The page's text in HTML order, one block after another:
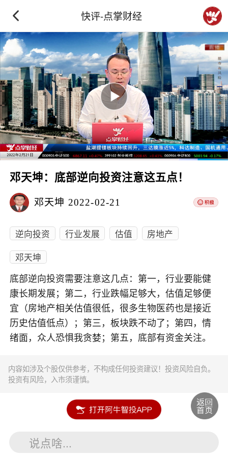
快评-点掌财经
邓天坤：底部逆向投资注意这五点！
邓天坤 2022-02-21
逆向投资 行业发展 估值
房地产
邓天坤
底部逆向投资需要注意这几点：第一，行业要能健
康长期发展；第二，行业跌幅足够大，估值足够便
宜（房地产相关估值很低，很多生物医药也是接近
历史估值低点）；第三，板块跌不动了；第四，情
绪面，众人恐惧我贪婪；第五，底部有资金关注。
内容如涉及个股仅供参考，不构成任何投资建议！投资风险自负。
投资有风险，入市须谨慎。
说点啥...